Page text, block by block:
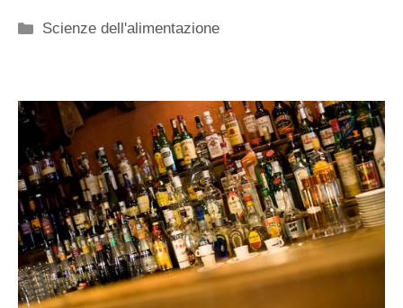
Categorie
Scienze dell'alimentazione